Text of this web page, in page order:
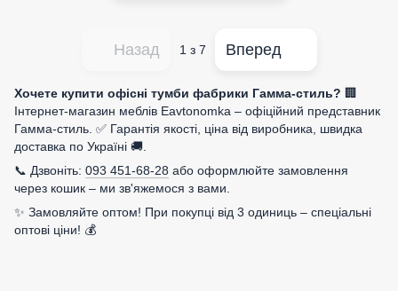
Назад 1 з 7 Вперед
Хочете купити офісні тумби фабрики Гамма-стиль? 🏢
Інтернет-магазин меблів Eavtonomka – офіційний представник
Гамма-стиль. ✅ Гарантія якості, ціна від виробника, швидка
доставка по Україні 🚚.
📞 Дзвоніть: 093 451-68-28 або оформлюйте замовлення
через кошик – ми зв'яжемося з вами.
✨ Замовляйте оптом! При покупці від 3 одиниць – спеціальні
оптові ціни! 💰